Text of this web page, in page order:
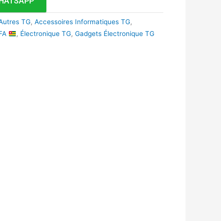
TG,Accessoires Informatiques TG,
, Électronique TG, Gadgets Électronique TG